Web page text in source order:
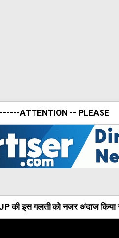
ATTENTION -- PLEASE
की इस गलती को नजर अंदाज किया